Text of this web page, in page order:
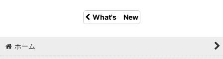
What's New
ホーム